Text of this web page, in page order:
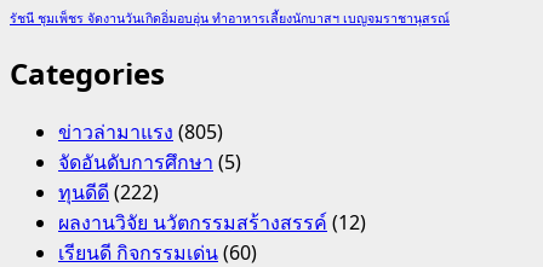
รัชนี ชุมเพ็ชร จัดงานวันเกิดอิ่มอบอุ่น ทำอาหารเลี้ยงนักบาสฯ เบญจมราชานุสรณ์
Categories
ข่าวล่ามาแรง (805)
จัดอันดับการศึกษา (5)
ทุนดีดี(222)
ผลงานวิจัย นวัตกรรมสร้างสรรค์(12)
เรียนดี กิจกรรมเด่น(60)